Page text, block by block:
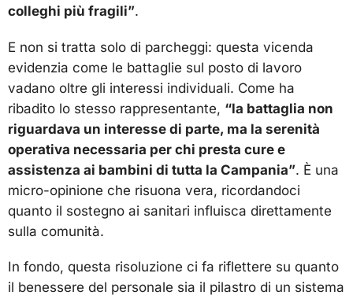
colleghi più fragili”.
E non si tratta solo di parcheggi: questa vicenda
evidenzia come le battaglie sul posto di lavoro
vadano oltre gli interessi individuali. Come ha
ribadito lo stesso rappresentante, “la battaglia non
riguardava un interesse di parte, ma la serenità
operativa necessaria per chi presta cure e
assistenza ai bambini di tutta la Campania”. È una
micro-opinione che risuona vera, ricordandoci
quanto il sostegno ai sanitari influisca direttamente
sulla comunità.
In fondo, questa risoluzione ci fa riflettere su quanto
il benessere del personale sia il pilastro di un sistema